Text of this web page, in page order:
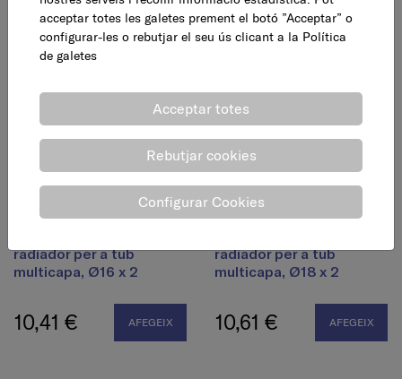
6,16 € AFEGEIX 6,16 € AFEGEIX
radiador per a tub
multicapa, Ø16 x 2
10,41 € AFEGEIX
radiador per a tub
multicapa, Ø18 x 2
10,61 € AFEGEIX
acceptar totes les galetes prement el botó ”Acceptar” o
configurar-les o rebutjar el seu ús clicant a la Política
de galetes
Acceptar totes
Rebutjar cookies
Configurar Cookies